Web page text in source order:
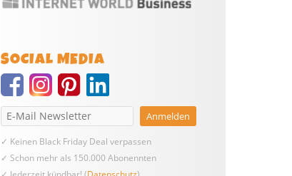
SOCIAL MEDIA
✓ Keinen Black Friday Deal verpassen
✓ Schon mehr als 150.000 Abonennten